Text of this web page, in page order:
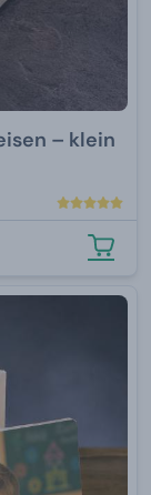
– klein